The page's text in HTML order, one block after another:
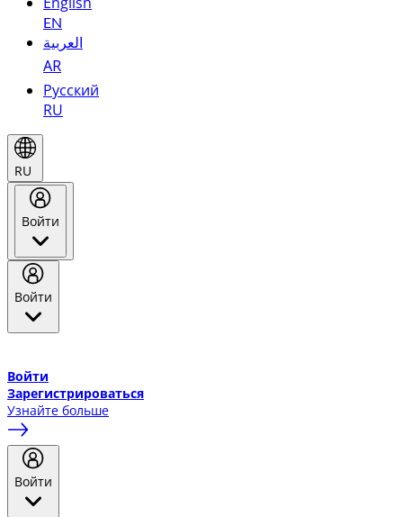
EN
العربية
AR
Русский
RU
RU
Войти
Войти
Войти
Зарегистрироваться
Узнайте больше
Войти